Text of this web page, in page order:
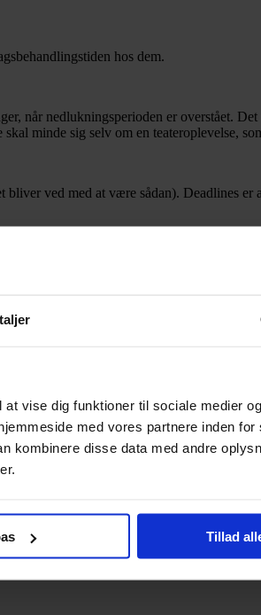
vise dig funktioner til sociale medier
med vores partnere inden for
kombinere disse data med andre
Tillad
hos dem.
når nedlukningsperioden er overstået.
minde sig selv om en teateroplevelse,
ved med at være sådan). Deadlines er
der derfor må tages forbehold for ændringer
købe billetter til forestillinger og
skoler og institutioner